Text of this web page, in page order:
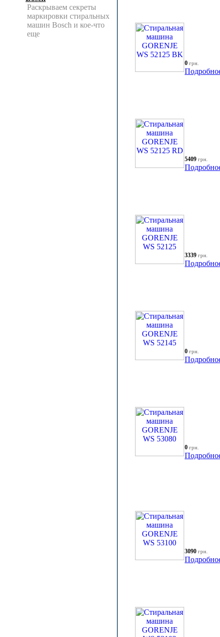
Раскрываем секреты
маркировки стиральных
машин Bosch и кое-что
еще
0 грн.
5409 грн.
3339 грн.
0 грн.
0 грн.
3090 грн.